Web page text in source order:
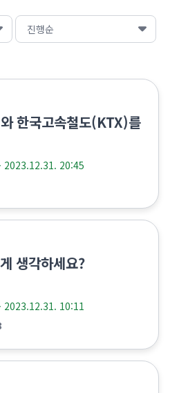
한국고속철도(KTX)를
2023.12.31. 20:45
생각하세요?
2023.12.31. 10:11